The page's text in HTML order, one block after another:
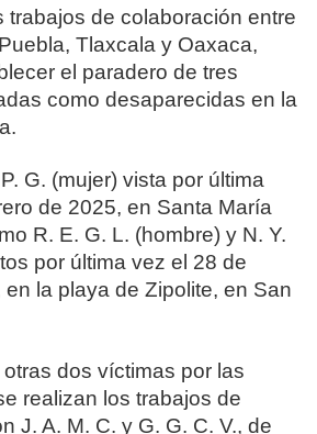
trabajos de colaboración entre
Tlaxcala y Oaxaca,
el paradero de tres
como desaparecidas en la
G. (mujer) vista por última
de 2025, en Santa María
R. E. G. L. (hombre) y N. Y.
por última vez el 28 de
la playa de Zipolite, en San
dos víctimas por las
realizan los trabajos de
J. A. M. C. y G. G. C. V., de